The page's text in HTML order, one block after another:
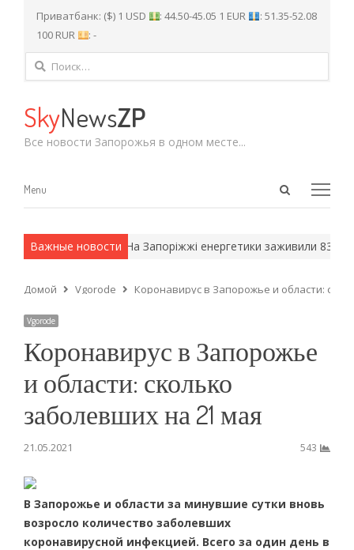
Приватбанк: ($) 1 USD : 44.50-45.05 1 EUR
: 51.35-52.08
100 RUR
: -
Найти:
SkyNewsZP
Все новости Запорожья в одном месте...
Open
Menu
Menu
Важные новости
методы. На Запоріжжі енергетики заживили 83
Домой Vgorode Коронавирус в Запорожье и области:
Vgorode
Коронавирус в Запорожье
и области: сколько
заболевших на 21 мая
21.05.2021 543
В Запорожье и области за минувшие сутки вновь
возросло количество заболевших
коронавирусной инфекцией. Всего за один день в